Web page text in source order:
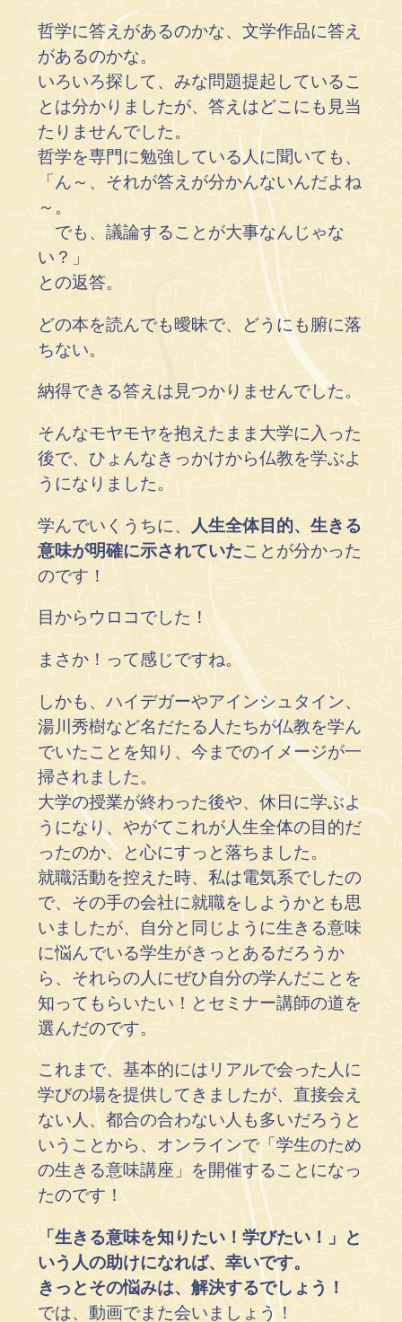
哲学に答えがあるのかな、文学作品に答え
があるのかな。
いろいろ探して、みな問題提起しているこ
とは分かりましたが、答えはどこにも見当
たりませんでした。
哲学を専門に勉強している人に聞いても、
「ん～、それが答えが分かんないんだよね
～。
でも、議論することが大事なんじゃな
い？」
との返答。
どの本を読んでも曖昧で、どうにも腑に落
ちない。
納得できる答えは見つかりませんでした。
そんなモヤモヤを抱えたまま大学に入った
後で、ひょんなきっかけから仏教を学ぶよ
うになりました。
学んでいくうちに、
人生全体目的、生きる
意味が明確に示されていたことが分かった
のです！
目からウロコでした！
まさか！って感じですね。
しかも、ハイデガーやアインシュタイン、
湯川秀樹など名だたる人たちが仏教を学ん
でいたことを知り、今までのイメージが一
掃されました。
大学の授業が終わった後や、休日に学ぶよ
うになり、やがてこれが人生全体の目的だ
ったのか、と心にすっと落ちました。
就職活動を控えた時、私は電気系でしたの
で、その手の会社に就職をしようかとも思
いましたが、自分と同じように生きる意味
に悩んでいる学生がきっとあるだろうか
ら、それらの人にぜひ自分の学んだことを
知ってもらいたい！とセミナー講師の道を
選んだのです。
これまで、基本的にはリアルで会った人に
学びの場を提供してきましたが、直接会え
ない人、都合の合わない人も多いだろうと
いうことから、オンラインで「学生のため
の生きる意味講座」を開催することになっ
たのです！
「生きる意味を知りたい！学びたい！」と
いう人の助けになれば、幸いです。
きっとその悩みは、解決するでしょう！
では、動画でまた会いましょう！